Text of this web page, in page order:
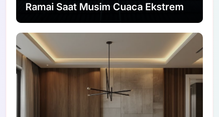
Ramai Saat Musim Cuaca Ekstrem